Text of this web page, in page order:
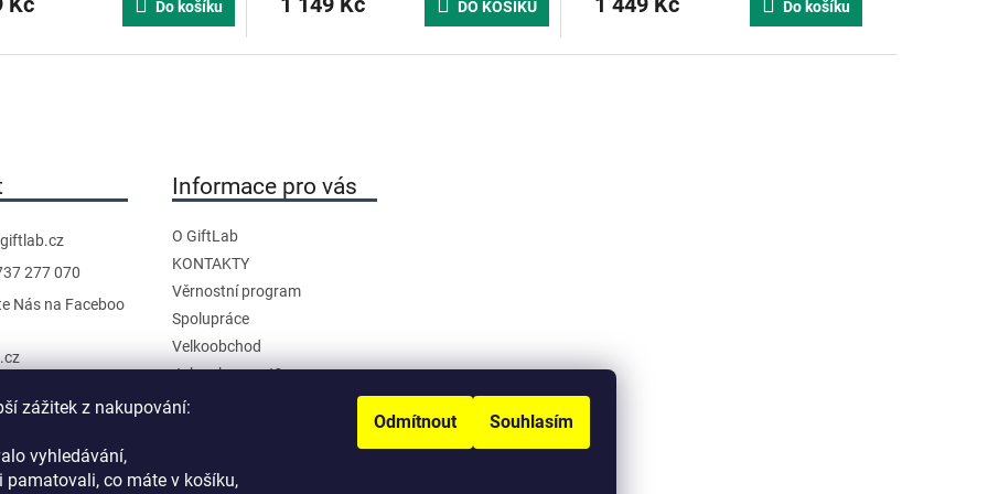
zážitek z nakupování:
vyhledávání,
pamatovali, co máte v košíku,
Odmítnout Souhlasím
Do košíku DO KOŠÍKU Do košíku
giftlab.cz
277 070
Nás na Faceboo
Informace pro vás
O GiftLab
KONTAKTY
Věrnostní program
Spolupráce
Velkoobchod
Jak nakupovat?
Doprava a platba
Podmínky ochrany osobních